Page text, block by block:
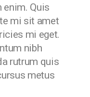
enim. Quis
mi sit amet
mi eget.
nibh
rutrum quis
metus